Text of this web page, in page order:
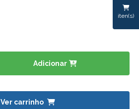
iten(s)
Adicionar
Ver carrinho